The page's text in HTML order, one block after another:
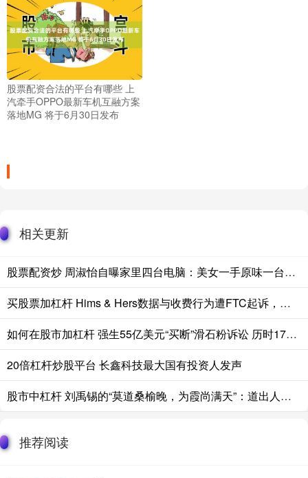
股票配资合法的平台有哪些 上
汽牵手OPPO最新车机互融方案
落地MG 将于6月30日发布
相关更新
股票配资炒 周淑怡自曝家里四台电脑：美女一手原味一台都不卖
买股票加杠杆 Hims & Hers数据与收费行为遭FTC起诉，公司股价下跌10%
如何在股市加杠杆 强生55亿美元“买断”滑石粉诉讼 历时17年纠纷迎转机
20倍杠杆炒股平台 长鑫科技最大国有投资人发声
股市中杠杆 刘禹锡的“莫道桑榆晚，为霞尚满天”：道出人老最通透的境界
推荐阅读